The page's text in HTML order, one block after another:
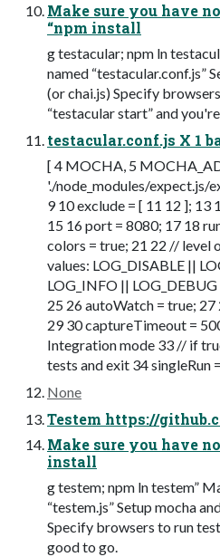
Make sure you have
“npm install
­g testacular; npm ln
named “testacular.conf.js”
(or chai.js) Specify
“testacular start” and
testacular.conf.js X 1
[ 4 MOCHA, 5
'./node_modules/expect.js/
9 10 exclude = [ 11 12 ];
15 16 port = 8080; 17 18
colors = true; 21 22 // level
values: LOG_DISABLE ||
LOG_INFO ||
25 26 autoWatch = true;
29 30 captureTimeout =
Integration mode 33 // if
tests and exit 34 singleRun
None
Testem https://
Make sure you have
install
­g testem; npm ln testem”
“testem.js” Setup mocha
Specify browsers to run
good to go.